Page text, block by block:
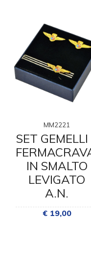
MM2221
SET GEMELLI
IN SMALTO
LEVIGATO
A.N.
€ 19,00